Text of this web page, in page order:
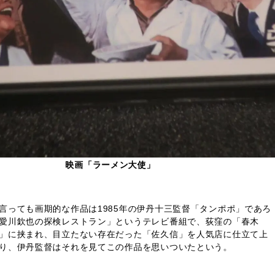
映画「ラーメン大使」
っても画期的な作品は1985年の伊丹十三監督「タンポポ」であろ
川欽也の探検レストラン」というテレビ番組で、荻窪の「春木
に挟まれ、目立たない存在だった「佐久信」を人気店に仕立て上
、伊丹監督はそれを見てこの作品を思いついたという。